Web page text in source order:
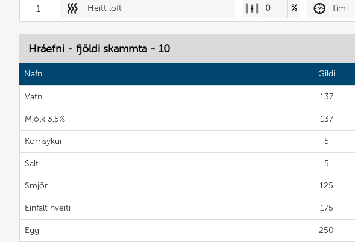
1 Heitt loft 0 % Tími
Hráefni - fjöldi skammta - 10
Nafn Gildi
Vatn 137
Mjólk 3,5% 137
Kornsykur 5
Salt 5
Smjör 125
Einfalt hveiti 175
Egg 250